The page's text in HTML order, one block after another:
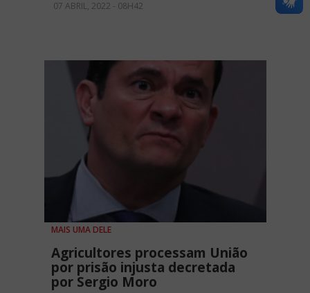
07 ABRIL, 2022 - 08H42
MAIS UMA DELE
Agricultores processam União
por prisão injusta decretada
por Sergio Moro